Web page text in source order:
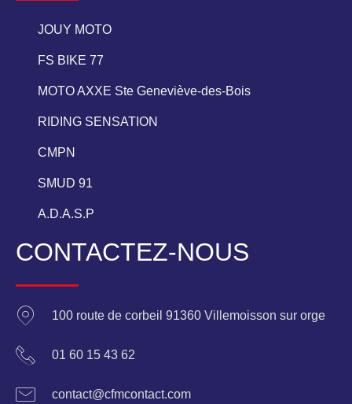
JOUY MOTO
FS BIKE 77
MOTO AXXE Ste Geneviève-des-Bois
RIDING SENSATION
CMPN
SMUD 91
A.D.A.S.P
CONTACTEZ-NOUS
100 route de corbeil 91360 Villemoisson sur orge
01 60 15 43 62
contact@cfmcontact.com